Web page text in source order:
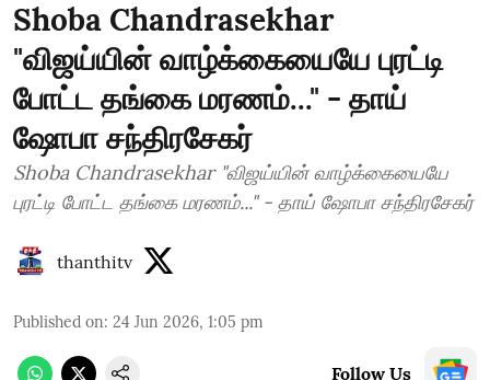
Shoba Chandrasekhar
"விஜய்யின் வாழ்க்கையையே புரட்டி
போட்ட தங்கை மரணம்..." - தாய்
ஷோபா சந்திரசேகர்
Shoba Chandrasekhar "விஜய்யின் வாழ்க்கையையே
புரட்டி போட்ட தங்கை மரணம்..." - தாய் ஷோபா சந்திரசேகர்
thanthitv
Published on: 24 Jun 2026, 1:05 pm
Follow Us